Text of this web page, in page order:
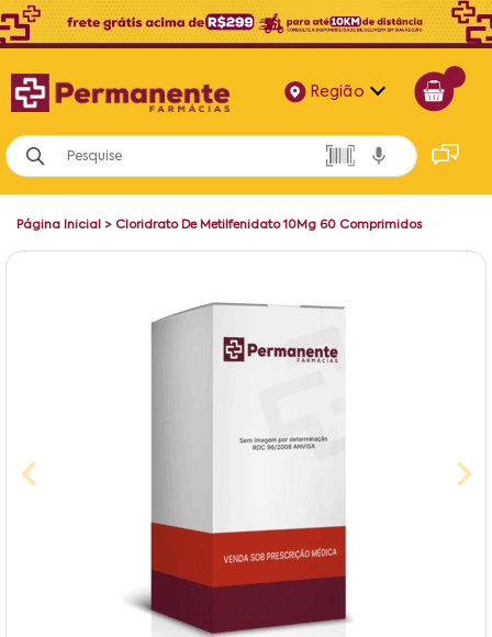
Região
Alagoas
Bahia
Página Inicial > Cloridrato De Metilfenidato 10Mg 60 Comprimidos